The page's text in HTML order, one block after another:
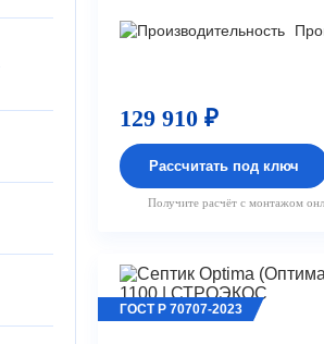
129 910 ₽
Рассчитать под ключ
Получите расчёт с монтажом
ГОСТ Р 70707-2023